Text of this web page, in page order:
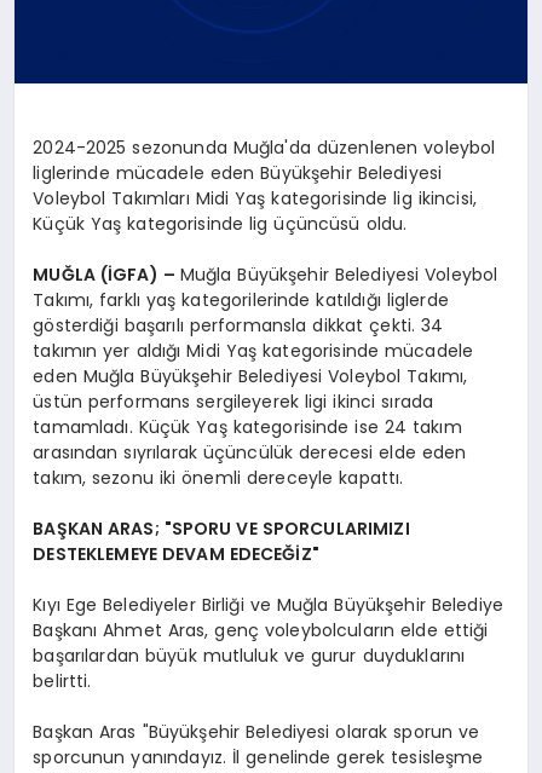
2024-2025 sezonunda Muğla'da düzenlenen voleybol
liglerinde mücadele eden Büyükşehir Belediyesi
Voleybol Takımları Midi Yaş kategorisinde lig ikincisi,
Küçük Yaş kategorisinde lig üçüncüsü oldu.
MUĞLA (İGFA) – Muğla Büyükşehir Belediyesi Voleybol
Takımı, farklı yaş kategorilerinde katıldığı liglerde
gösterdiği başarılı performansla dikkat çekti. 34
takımın yer aldığı Midi Yaş kategorisinde mücadele
eden Muğla Büyükşehir Belediyesi Voleybol Takımı,
üstün performans sergileyerek ligi ikinci sırada
tamamladı. Küçük Yaş kategorisinde ise 24 takım
arasından sıyrılarak üçüncülük derecesi elde eden
takım, sezonu iki önemli dereceyle kapattı.
BAŞKAN ARAS; "SPORU VE SPORCULARIMIZI
DESTEKLEMEYE DEVAM EDECEĞİZ"
Kıyı Ege Belediyeler Birliği ve Muğla Büyükşehir Belediye
Başkanı Ahmet Aras, genç voleybolcuların elde ettiği
başarılardan büyük mutluluk ve gurur duyduklarını
belirtti.
Başkan Aras "Büyükşehir Belediyesi olarak sporun ve
sporcunun yanındayız. İl genelinde gerek tesisleşme